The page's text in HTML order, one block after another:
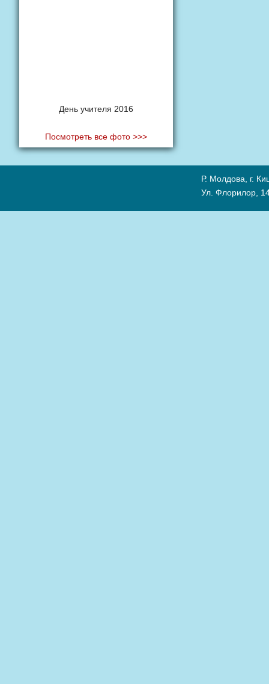
День учителя 2016
Посмотреть все фото >>>
Р. Молдова, г.
Ул. Флорилор,